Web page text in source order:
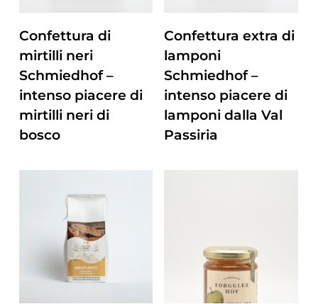
ZUM PRODUKT
Confettura di
mirtilli neri
Schmiedhof –
intenso piacere di
mirtilli neri di
bosco
ZUM PRODUKT
Confettura extra di
lamponi
Schmiedhof –
intenso piacere di
lamponi dalla Val
Passiria